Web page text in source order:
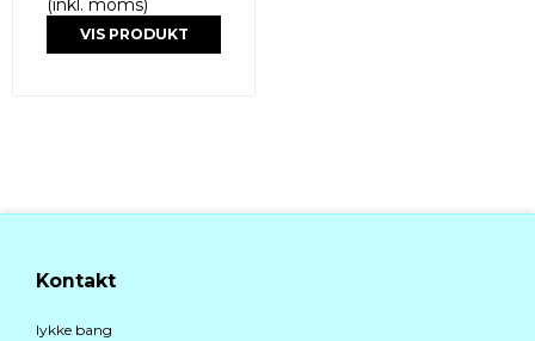
(inkl. moms)
VIS PRODUKT
Kontakt
lykke bang